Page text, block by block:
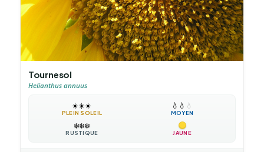
Tournesol
Helianthus annuus
☀️☀️☀️
PLEIN SOLEIL
💧 💧 💧
MOYEN
❄️❄️❄️
RUSTIQUE JAUNE